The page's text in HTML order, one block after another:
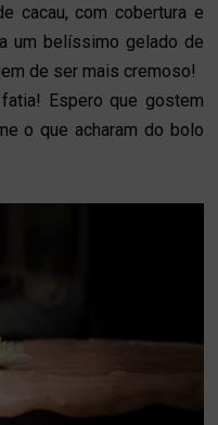
cacau, com cobertura e
um belíssimo gelado de
de ser mais cremoso!
Espero que gostem
o que acharam do bolo